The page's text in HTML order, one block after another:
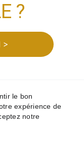
?
>
le bon
expérience de
notre